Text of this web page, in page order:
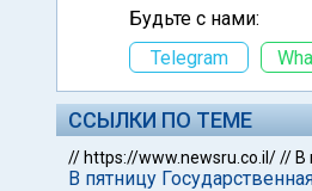
Будьте с нами:
Telegram
ССЫЛКИ ПО ТЕМЕ
// https://www.newsru.co.il/// В
В пятницу